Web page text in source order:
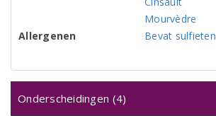
Mourvèdre
Allergenen
Bevat sulfieten
Onderscheidingen (4)